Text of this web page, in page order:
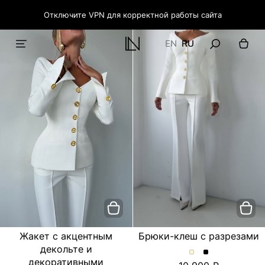
Отключите VPN для корректной работы сайта
EN RU
Жакет с акцентным
декольте и
декоративными
Брюки-клеш с разрезами
Брюки-Брюки-